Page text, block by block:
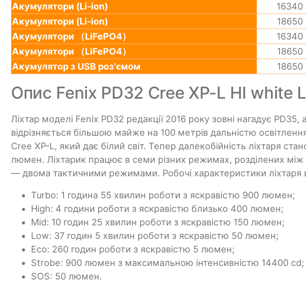
Акумулятори (Li-ion)
16340
Акумулятори (Li-ion)
18650
Акумулятори （LiFePO4）
16340
Акумулятори （LiFePO4）
18650
Акумулятор з USB роз'ємом
18650
Опис Fenix PD32 Cree XP-L HI white
Ліхтар моделі Fenix PD32 редакції 2016 року зовні нагадує
відрізняється більшою майже на 100 метрів дальністю
Cree XP-L, який дає білий світ. Тепер далекобійність ліхтаря
люмен. Ліхтарик працює в семи різних режимах, розділених
— двома тактичними режимами. Робочі характеристики
Turbo: 1 година 55 хвилин роботи з яскравістю 900 люмен;
High: 4 години роботи з яскравістю близько 400 люмен;
Mid: 10 годин 25 хвилин роботи з яскравістю 150 люмен;
Low: 37 годин 5 хвилин роботи з яскравістю 50 люмен;
Eco: 260 годин роботи з яскравістю 5 люмен;
Strobe: 900 люмен з максимальною інтенсивністю 14400 cd;
SOS: 50 люмен.